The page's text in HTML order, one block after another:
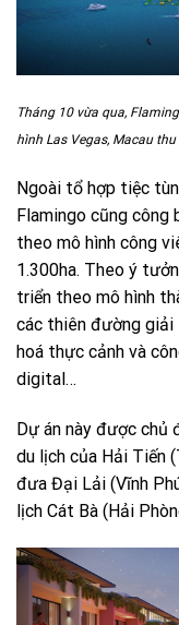
Tháng 10 vừa qua,
hình Las Vegas, Macau
Ngoài tổ hợp tiệc
Flamingo cũng
theo mô hình công
1.300ha. Theo ý
triển theo mô hình
các thiên đường giải
hoá thực cảnh và
digital…
Dự án này được chủ
du lịch của Hải Tiến
đưa Đại Lải (Vĩnh
lịch Cát Bà (Hải